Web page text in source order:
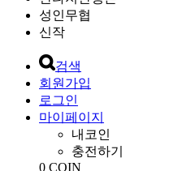
성인무협
신작
검색
회원가입
로그인
마이페이지
내코인
충전하기
0 COIN